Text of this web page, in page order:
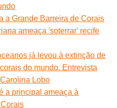
a Grande Barreira de Corais
ameaça 'soterrar' recife
já levou à extinção de
do mundo. Entrevista
Lobo
a principal ameaça à